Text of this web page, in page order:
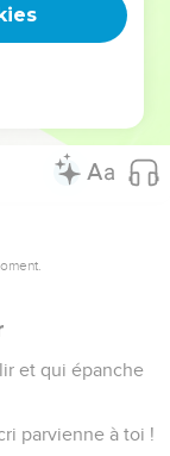
du pays,
qui font le mal.
et qui épanche
parvienne à toi !